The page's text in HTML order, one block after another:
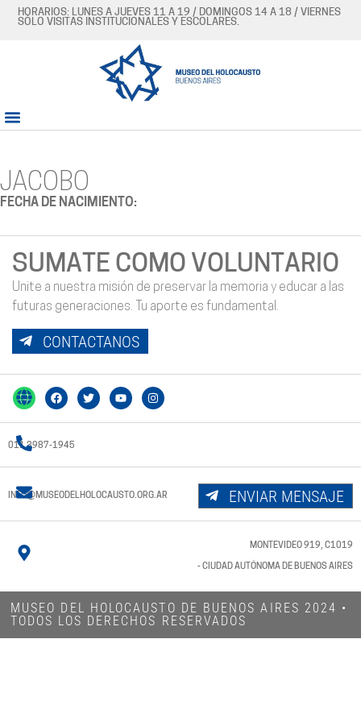
HORARIOS: LUNES A JUEVES 11 A 19 / DOMINGOS 14 A 18 / VIERNES
SÓLO VISITAS INSTITUCIONALES Y ESCOLARES.
JACOBO
FECHA DE NACIMIENTO:
SUMATE COMO VOLUNTARIO
Unite a nuestra misión de preservar la memoria y educar a las
futuras generaciones. Tu aporte es fundamental.
CONTACTANOS
011 3987-1945
INFO@MUSEODELHOLOCAUSTO.ORG.AR ENVIAR MENSAJE
MONTEVIDEO 919, C1019
- CIUDAD AUTÓNOMA DE BUENOS AIRES
MUSEO DEL HOLOCAUSTO DE BUENOS AIRES 2024​ •
TODOS LOS DERECHOS RESERVADOS